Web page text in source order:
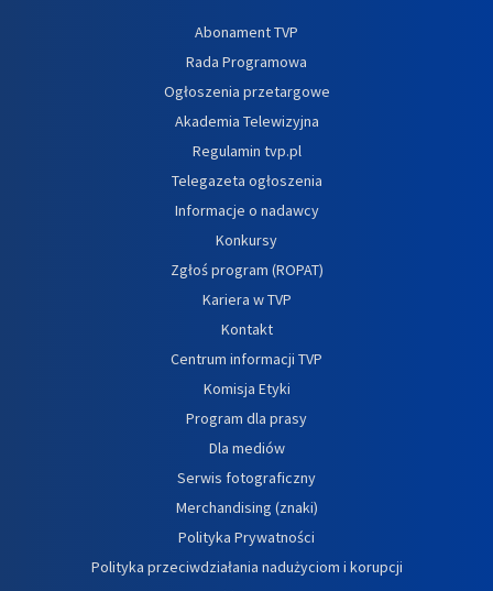
Abonament TVP
Rada Programowa
Ogłoszenia przetargowe
Akademia Telewizyjna
Regulamin tvp.pl
Telegazeta ogłoszenia
Informacje o nadawcy
Konkursy
Zgłoś program (ROPAT)
Kariera w TVP
Kontakt
Centrum informacji TVP
Komisja Etyki
Program dla prasy
Dla mediów
Serwis fotograficzny
Merchandising (znaki)
Polityka Prywatności
Polityka przeciwdziałania nadużyciom i korupcji